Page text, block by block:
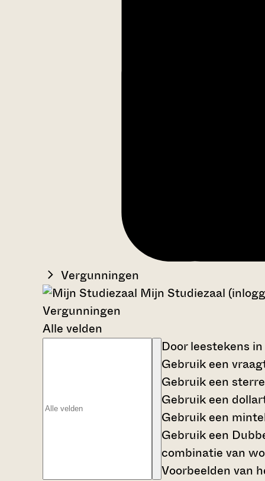
Vergunningen
Mijn Studiezaal
Vergunningen
Alle velden
Door leestekens
Gebruik een
Gebruik een
Gebruik een
Gebruik een
Gebruik een
combinatie van
Voorbeelden van